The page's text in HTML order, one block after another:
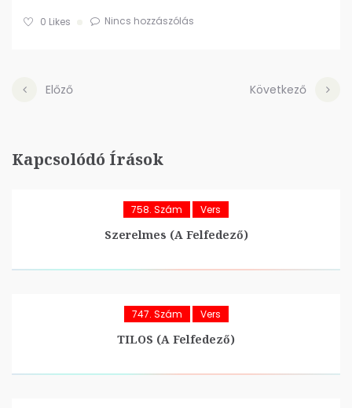
0 Likes Nincs hozzászólás
Előző Következő
Kapcsolódó Írások
758. Szám Vers
Szerelmes (A Felfedező)
747. Szám Vers
TILOS (A Felfedező)